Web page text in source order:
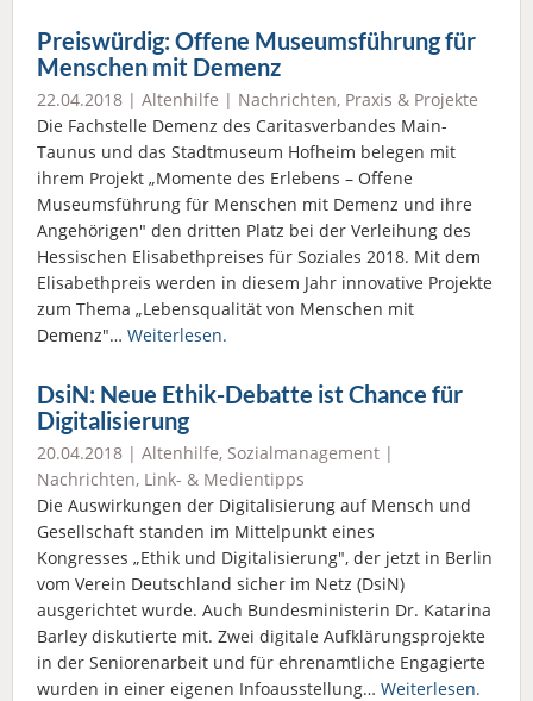
Preiswürdig: Offene Museumsführung für
Menschen mit Demenz
22.04.2018 | Altenhilfe | Nachrichten, Praxis & Projekte
Die Fachstelle Demenz des Caritasverbandes Main-
Taunus und das Stadtmuseum Hofheim belegen mit
ihrem Projekt „Momente des Erlebens – Offene
Museumsführung für Menschen mit Demenz und ihre
Angehörigen" den dritten Platz bei der Verleihung des
Hessischen Elisabethpreises für Soziales 2018. Mit dem
Elisabethpreis werden in diesem Jahr innovative Projekte
zum Thema „Lebensqualität von Menschen mit
Demenz"… Weiterlesen.
DsiN: Neue Ethik-Debatte ist Chance für
Digitalisierung
20.04.2018 | Altenhilfe, Sozialmanagement |
Nachrichten, Link- & Medientipps
Die Auswirkungen der Digitalisierung auf Mensch und
Gesellschaft standen im Mittelpunkt eines
Kongresses „Ethik und Digitalisierung", der jetzt in Berlin
vom Verein Deutschland sicher im Netz (DsiN)
ausgerichtet wurde. Auch Bundesministerin Dr. Katarina
Barley diskutierte mit. Zwei digitale Aufklärungsprojekte
in der Seniorenarbeit und für ehrenamtliche Engagierte
wurden in einer eigenen Infoausstellung… Weiterlesen.